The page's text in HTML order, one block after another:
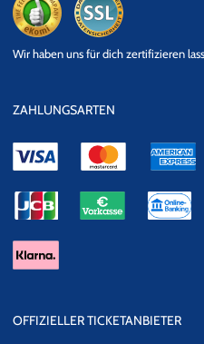
Datensicherheit
Wir haben uns für dich zertifizieren
ZAHLUNGSARTEN
OFFIZIELLER TICKETANBIETER